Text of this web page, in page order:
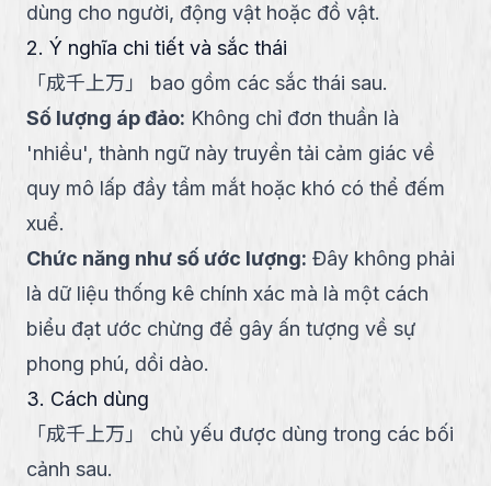
dùng cho người, động vật hoặc đồ vật.
2. Ý nghĩa chi tiết và sắc thái
「成千上万 」
bao gồm các sắc thái sau.
Số lượng áp đảo: Không chỉ đơn thuần là
'nhiều', thành ngữ này truyền tải cảm giác về
quy mô lấp đầy tầm mắt hoặc khó có thể đếm
xuể.
Chức năng như số ước lượng: Đây không phải
là dữ liệu thống kê chính xác mà là một cách
biểu đạt ước chừng để gây ấn tượng về sự
phong phú, dồi dào.
3. Cách dùng
「成千上万 」
chủ yếu được dùng trong các bối
cảnh sau.